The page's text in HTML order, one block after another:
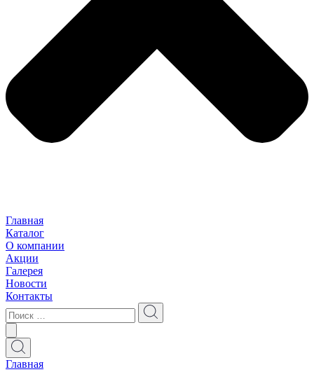
Главная
Каталог
О компании
Акции
Галерея
Новости
Контакты
Главная